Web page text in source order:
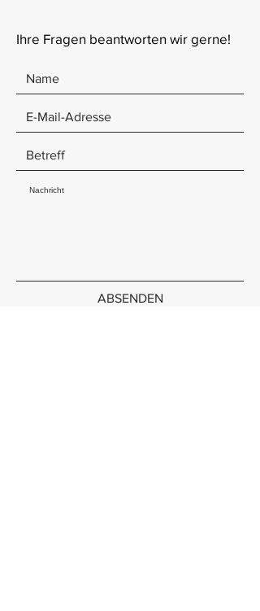
Ihre Fragen beantworten wir gerne!
ABSENDEN